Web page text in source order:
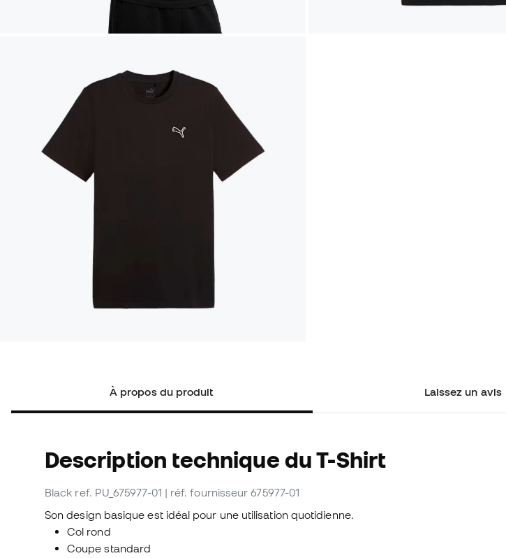
À propos du produit Laissez un avis
Description technique du T-Shirt
Black ref. PU_675977-01 | réf. fournisseur 675977-01
Son design basique est idéal pour une utilisation quotidienne.
Col rond
Coupe standard